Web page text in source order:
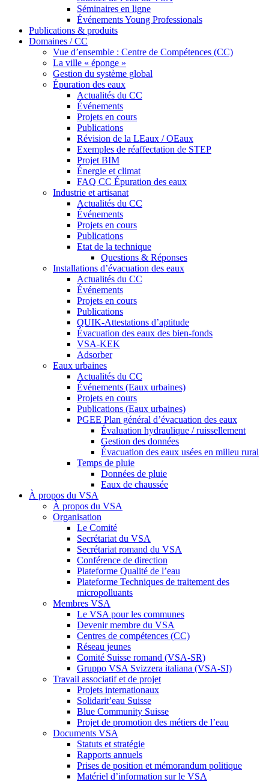
Séminaires en ligne
Événements Young Professionals
Publications & produits
Domaines / CC
Vue d’ensemble : Centre de Compétences (CC)
La ville « éponge »
Gestion du système global
Épuration des eaux
Actualités du CC
Événements
Projets en cours
Publications
Révision de la LEaux / OEaux
Exemples de réaffectation de STEP
Projet BIM
Énergie et climat
FAQ CC Épuration des eaux
Industrie et artisanat
Actualités du CC
Événements
Projets en cours
Publications
Etat de la technique
Questions & Réponses
Installations d’évacuation des eaux
Actualités du CC
Événements
Projets en cours
Publications
QUIK-Attestations d’aptitude
Évacuation des eaux des bien-fonds
VSA-KEK
Adsorber
Eaux urbaines
Actualités du CC
Événements (Eaux urbaines)
Projets en cours
Publications (Eaux urbaines)
PGEE Plan général d’évacuation des eaux
Évaluation hydraulique / ruissellement
Gestion des données
Évacuation des eaux usées en milieu rural
Temps de pluie
Données de pluie
Eaux de chaussée
À propos du VSA
À propos du VSA
Organisation
Le Comité
Secrétariat du VSA
Secrétariat romand du VSA
Conférence de direction
Plateforme Qualité de l’eau
Plateforme Techniques de traitement des
micropolluants
Membres VSA
Le VSA pour les communes
Devenir membre du VSA
Centres de compétences (CC)
Réseau jeunes
Comité Suisse romand (VSA-SR)
Gruppo VSA Svizzera italiana (VSA-SI)
Travail associatif et de projet
Projets internationaux
Solidarit’eau Suisse
Blue Community Suisse
Projet de promotion des métiers de l’eau
Documents VSA
Statuts et stratégie
Rapports annuels
Prises de position et mémorandum politique
Matériel d’information sur le VSA